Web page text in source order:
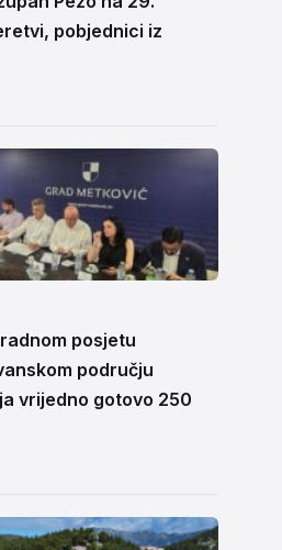
pobjednici iz
posjetu
području
vrijedno gotovo 250